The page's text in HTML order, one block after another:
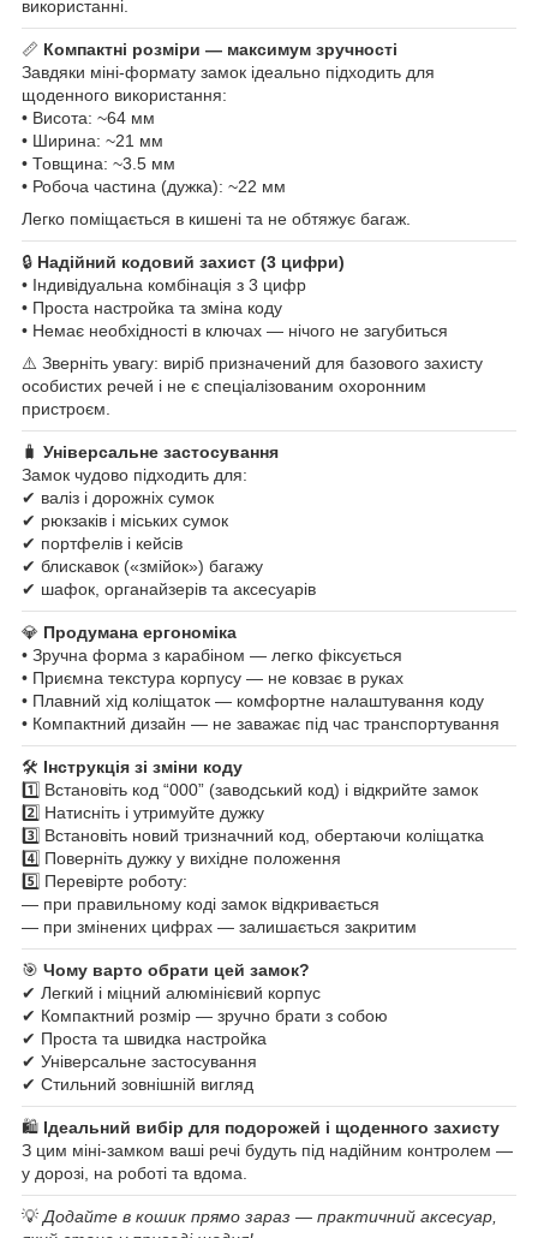
використанні.
📏 Компактні розміри — максимум зручності
Завдяки міні-формату замок ідеально підходить для
щоденного використання:
• Висота: ~64 мм
• Ширина: ~21 мм
• Товщина: ~3.5 мм
• Робоча частина (дужка): ~22 мм
Легко поміщається в кишені та не обтяжує багаж.
🔒 Надійний кодовий захист (3 цифри)
• Індивідуальна комбінація з 3 цифр
• Проста настройка та зміна коду
• Немає необхідності в ключах — нічого не загубиться
⚠️ Зверніть увагу: виріб призначений для базового захисту
особистих речей і не є спеціалізованим охоронним
пристроєм.
🧳 Універсальне застосування
Замок чудово підходить для:
✔ валіз і дорожніх сумок
✔ рюкзаків і міських сумок
✔ портфелів і кейсів
✔ блискавок («змійок») багажу
✔ шафок, органайзерів та аксесуарів
💎 Продумана ергономіка
• Зручна форма з карабіном — легко фіксується
• Приємна текстура корпусу — не ковзає в руках
• Плавний хід коліщаток — комфортне налаштування коду
• Компактний дизайн — не заважає під час транспортування
🛠 Інструкція зі зміни коду
1️⃣ Встановіть код “000” (заводський код) і відкрийте замок
2️⃣ Натисніть і утримуйте дужку
3️⃣ Встановіть новий тризначний код, обертаючи коліщатка
4️⃣ Поверніть дужку у вихідне положення
5️⃣ Перевірте роботу:
— при правильному коді замок відкривається
— при змінених цифрах — залишається закритим
🎯 Чому варто обрати цей замок?
✔ Легкий і міцний алюмінієвий корпус
✔ Компактний розмір — зручно брати з собою
✔ Проста та швидка настройка
✔ Універсальне застосування
✔ Стильний зовнішній вигляд
🛍 Ідеальний вибір для подорожей і щоденного захисту
З цим міні-замком ваші речі будуть під надійним контролем —
у дорозі, на роботі та вдома.
💡 Додайте в кошик прямо зараз — практичний аксесуар,